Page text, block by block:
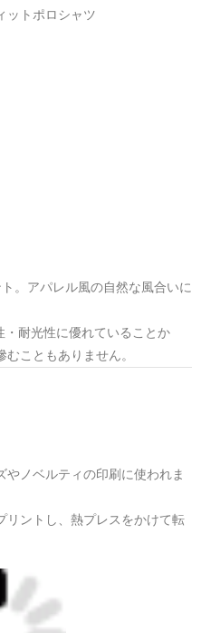
ットポロシャツ
。アパレル風の自然な風合いに
耐光性に優れていることか
こともありません。
ノベルティの印刷に使われま
リントし、熱プレスをかけて転